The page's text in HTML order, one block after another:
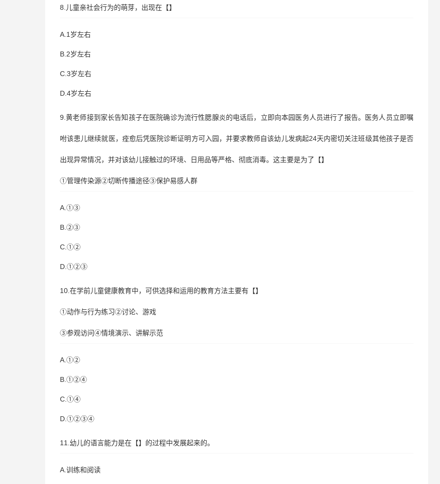
8.儿童亲社会行为的萌芽，出现在【】
A.1岁左右
B.2岁左右
C.3岁左右
D.4岁左右
9.黄老师接到家长告知孩子在医院确诊为流行性腮腺炎的电话后，立即向本园医务人员进行了报告。医务人员立即嘱
咐该患儿继续就医，痊愈后凭医院诊断证明方可入园，并要求教师自该幼儿发病起24天内密切关注班级其他孩子是否
出现异常情况，并对该幼儿接触过的环境、日用品等严格、彻底消毒。这主要是为了【】
①管理传染源②切断传播途径③保护易感人群
A.①③
B.②③
C.①②
D.①②③
10.在学前儿童健康教育中，可供选择和运用的教育方法主要有【】
①动作与行为练习②讨论、游戏
③参观访问④情境演示、讲解示范
A.①②
B.①②④
C.①④
D.①②③④
11.幼儿的语言能力是在【】的过程中发展起来的。
A.训练和阅读